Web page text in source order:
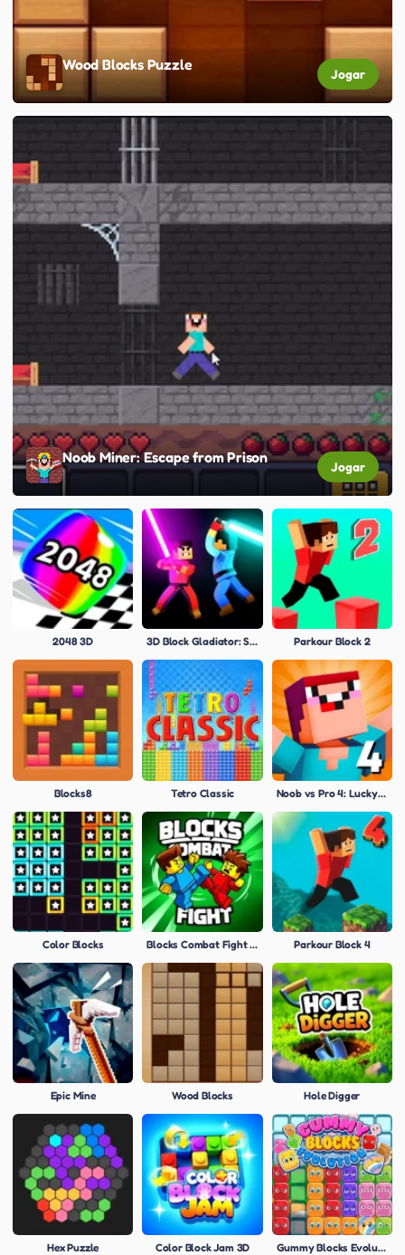
Wood Blocks Puzzle
Jogar
Noob Miner: Escape from Prison
Jogar
2048 3D 3D Block Gladiator: Sword Draw Parkour Block 2
Blocks8 Tetro Classic Noob vs Pro 4: Lucky Block
Color Blocks Blocks Combat Fight Simulator: Draw Strike! Parkour Block 4
Epic Mine Wood Blocks Hole Digger
Hex Puzzle Color Block Jam 3D Gummy Blocks Evolution